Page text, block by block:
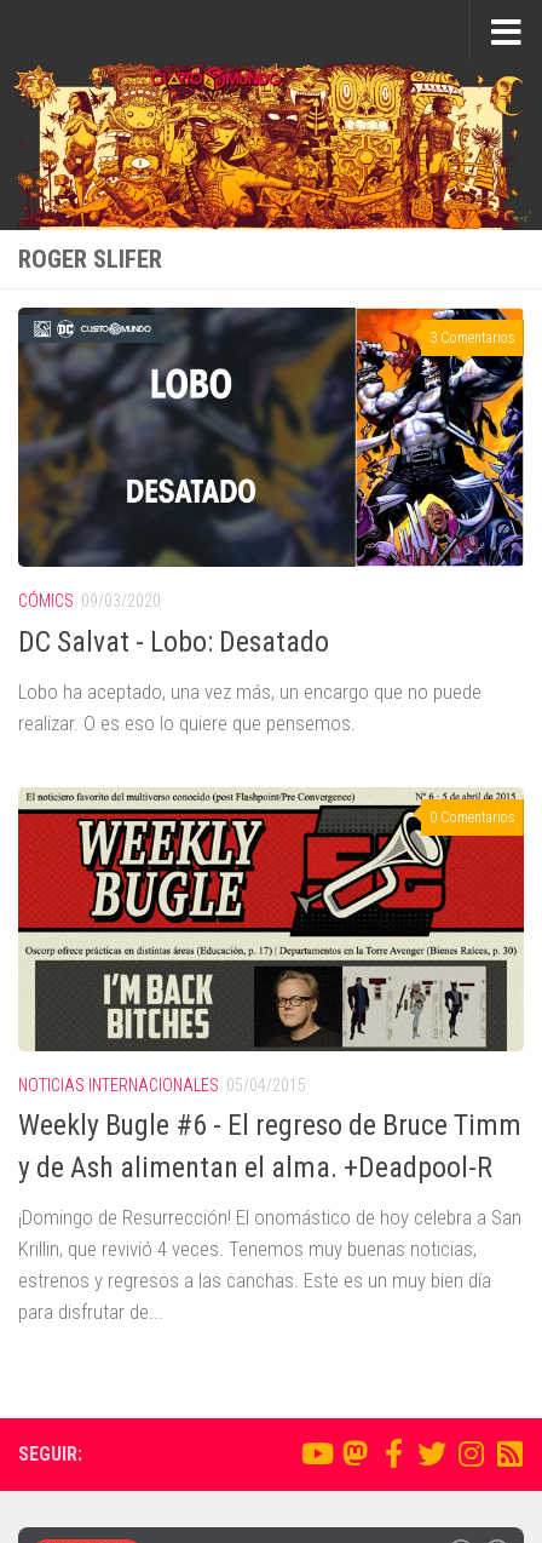
ROGER SLIFER
3 Comentarios
CÓMICS 09/03/2020
DC Salvat - Lobo: Desatado
Lobo ha aceptado, una vez más, un encargo que no puede
realizar. O es eso lo quiere que pensemos.
0 Comentarios
NOTICIAS INTERNACIONALES 05/04/2015
Weekly Bugle #6 - El regreso de Bruce Timm
y de Ash alimentan el alma. +Deadpool-R
¡Domingo de Resurrección! El onomástico de hoy celebra a San
Krillin, que revivió 4 veces. Tenemos muy buenas noticias,
estrenos y regresos a las canchas. Este es un muy bien día
para disfrutar de...
SEGUIR: